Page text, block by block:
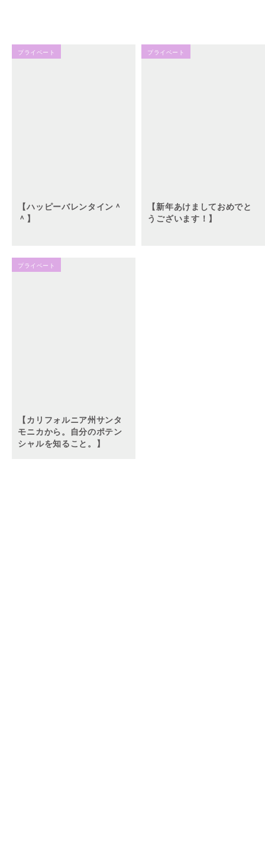
プライベート
【ハッピーバレンタイン＾
＾】
プライベート
【新年あけましておめでと
うございます！】
プライベート
【カリフォルニア州サンタ
モニカから。自分のポテン
シャルを知ること。】